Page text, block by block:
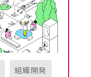
組織開発